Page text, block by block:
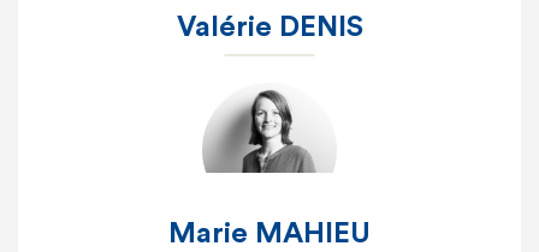
Valérie DENIS
Marie MAHIEU